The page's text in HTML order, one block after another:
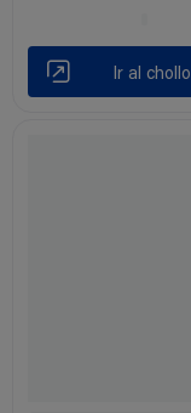
Ir al chollo